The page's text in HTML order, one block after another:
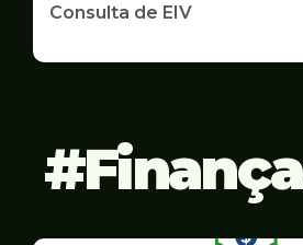
Consulta de EIV